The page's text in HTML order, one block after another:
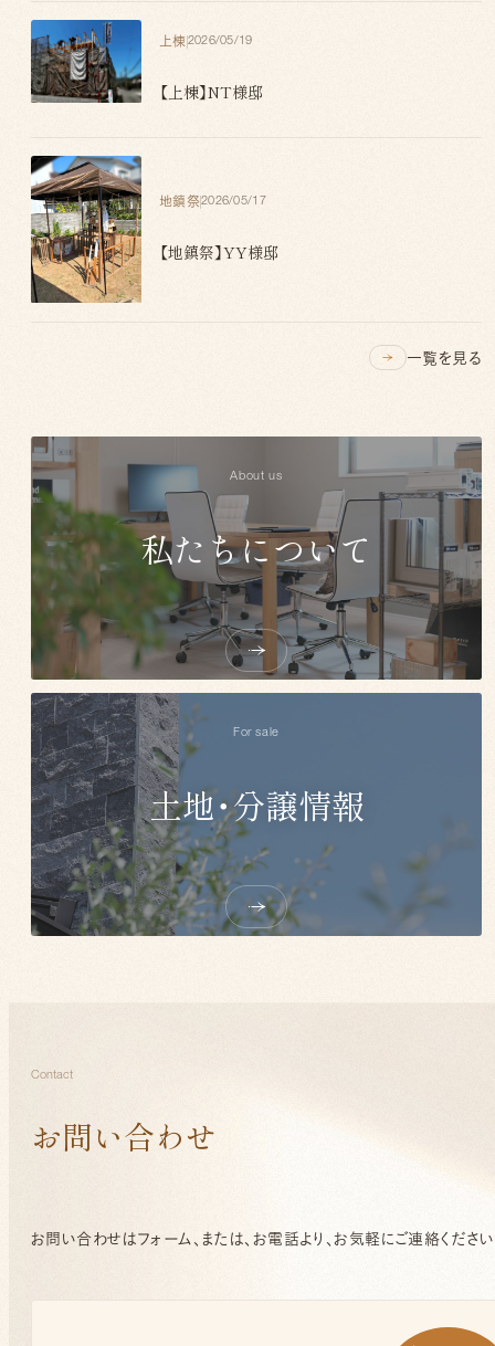
上棟 2026/05/19
【上棟】NT様邸
地鎮祭2026/05/17
【地鎮祭】YY様邸
一覧を見る
About us
私たちについて
For sale
土地・分譲情報
Contact
お問い合わせ
お問い合わせはフォーム、または、 お電話より、お気軽にご連絡ください